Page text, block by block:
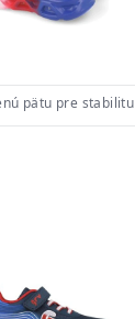
pätu pre stabilitu